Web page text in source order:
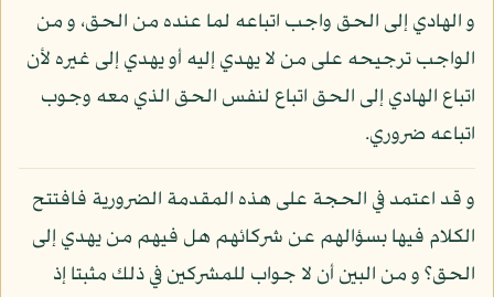
و الهادي إلى الحق واجب اتباعه لما عنده من الحق، و من
الواجب ترجيحه على من لا يهدي إليه أو يهدي إلى غيره لأن
اتباع الهادي إلى الحق اتباع لنفس الحق الذي معه وجوب
اتباعه ضروري.
و قد اعتمد في الحجة على هذه المقدمة الضرورية فافتتح
الكلام فيها بسؤالهم عن شركائهم هل فيهم من يهدي إلى
الحق؟ و من البين أن لا جواب للمشركين في ذلك مثبتا إذ